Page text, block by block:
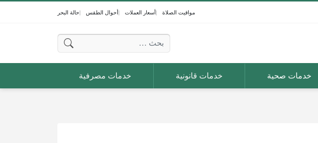
مواقيت الصلاة أسعار العملات أحوال الطقس حالة البحر
البحث عن:
خدمات صحية خدمات قانونية خدمات مصرفية